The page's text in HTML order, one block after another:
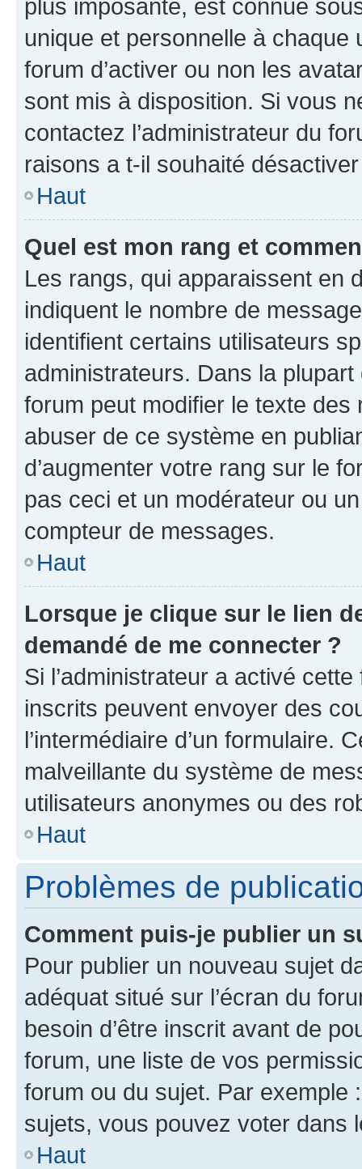
plus imposante, est connue
unique et personnelle à chaque
forum d’activer ou non les
sont mis à disposition. Si vous
contactez l’administrateur du
raisons a t-il souhaité
Haut
Quel est mon rang et
Les rangs, qui apparaissent en
indiquent le nombre de
identifient certains utilisateurs
administrateurs. Dans la
forum peut modifier le texte
abuser de ce système en
d’augmenter votre rang sur le
pas ceci et un modérateur ou
compteur de messages.
Haut
Lorsque je clique sur le lien
demandé de me connecter ?
Si l’administrateur a activé
inscrits peuvent envoyer des
l’intermédiaire d’un formulaire.
malveillante du système de
utilisateurs anonymes ou des
Haut
Problèmes de
Comment puis-je publier un
Pour publier un nouveau sujet
adéquat situé sur l’écran du
besoin d’être inscrit avant de
forum, une liste de vos
forum ou du sujet. Par exemple
sujets, vous pouvez voter dans
Haut